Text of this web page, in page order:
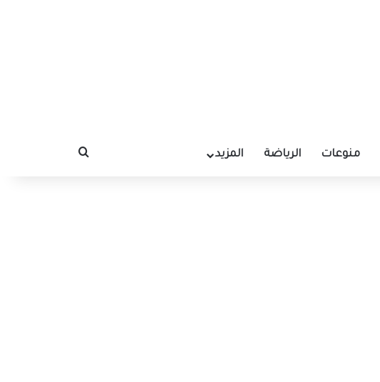
منوعات الرياضة المزيد بحث عن